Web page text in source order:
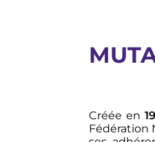
Créée en
Fédération